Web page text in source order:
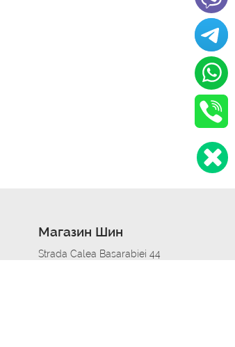
Магазин Шин
Strada Calea Basarabiei 44